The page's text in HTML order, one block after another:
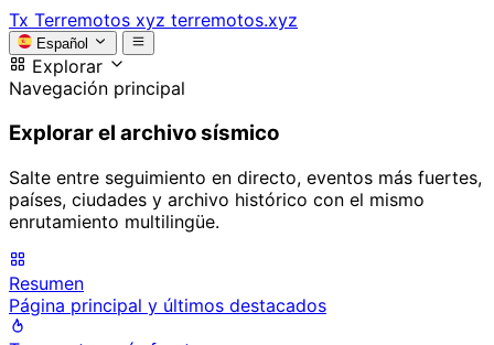
Tx Terremotos xyz terremotos.xyz
Español
Explorar
Navegación principal
Explorar el archivo sísmico
Salte entre seguimiento en directo, eventos más fuertes,
países, ciudades y archivo histórico con el mismo
enrutamiento multilingüe.
Resumen
Página principal y últimos destacados